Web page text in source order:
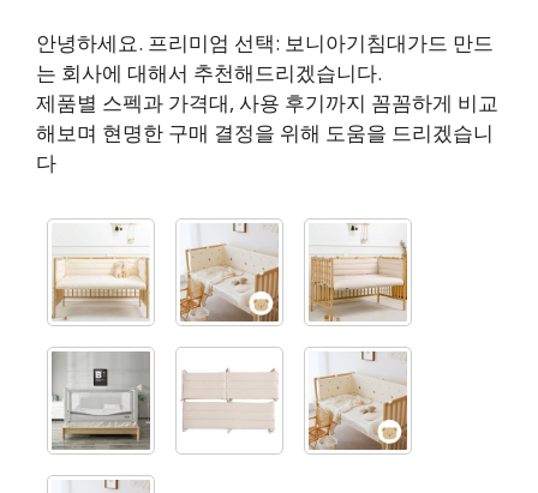
안녕하세요. 프리미엄 선택: 보니아기침대가드 만드
는 회사에 대해서 추천해드리겠습니다.
제품별 스펙과 가격대, 사용 후기까지 꼼꼼하게 비교
해보며 현명한 구매 결정을 위해 도움을 드리겠습니
다